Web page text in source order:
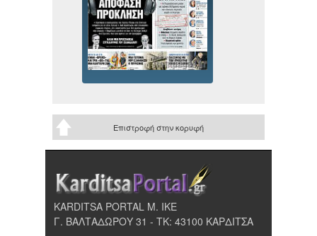
Επιστροφή στην κορυφή
KARDITSA PORTAL Μ. ΙΚΕ
Γ. ΒΑΛΤΑΔΩΡΟΥ 31 - ΤΚ: 43100 ΚΑΡΔΙΤΣΑ